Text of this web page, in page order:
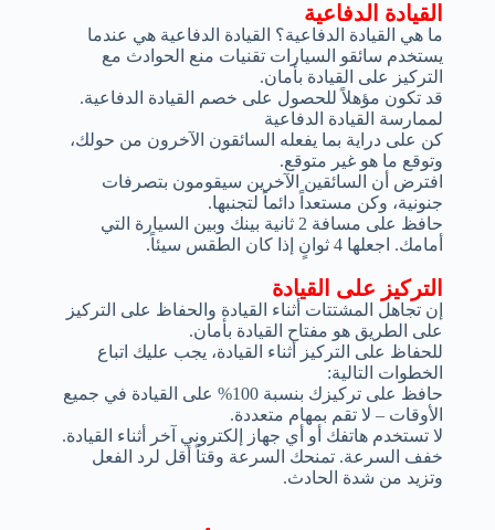
التركيز على القيادة
إن تجاهل المشتتات أثناء القيادة والحفاظ على التركيز
على الطريق هو مفتاح القيادة بأمان.
للحفاظ على التركيز أثناء القيادة، يجب عليك اتباع
الخطوات التالية:
حافظ على تركيزك بنسبة 100% على القيادة في جميع
الأوقات – لا تقم بمهام متعددة.
لا تستخدم هاتفك أو أي جهاز إلكتروني آخر أثناء القيادة.
خفف السرعة. تمنحك السرعة وقتاً أقل لرد الفعل
وتزيد من شدة الحادث.
القيادة الدفاعية
ما هي القيادة الدفاعية؟ القيادة الدفاعية هي عندما
يستخدم سائقو السيارات تقنيات منع الحوادث مع
التركيز على القيادة بأمان.
قد تكون مؤهلاً للحصول على خصم القيادة الدفاعية.
لممارسة القيادة الدفاعية
كن على دراية بما يفعله السائقون الآخرون من حولك،
وتوقع ما هو غير متوقع.
افترض أن السائقين الآخرين سيقومون بتصرفات
جنونية، وكن مستعداً دائماً لتجنبها.
حافظ على مسافة 2 ثانية بينك وبين السيارة التي
أمامك. اجعلها 4 ثوانٍ إذا كان الطقس سيئاً.